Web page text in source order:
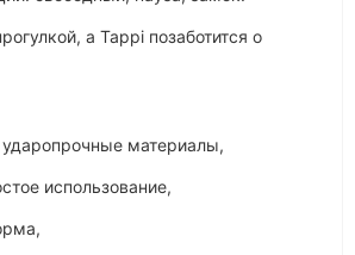
а Tappi позаботится о
ударопрочные материалы,
использование,